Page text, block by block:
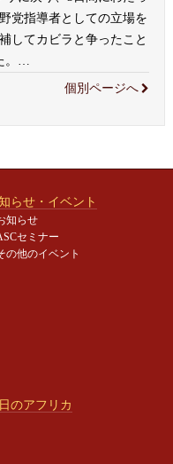
党指導者としての立場を
してカビラと争ったこと
個別ページへ
らせ・イベント
知らせ
セミナー
の他のイベント
のアフリカ